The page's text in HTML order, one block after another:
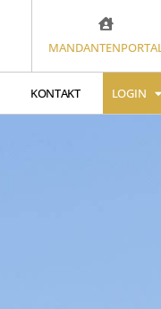
MANDANTENPORTAL
KONTAKT LOGIN